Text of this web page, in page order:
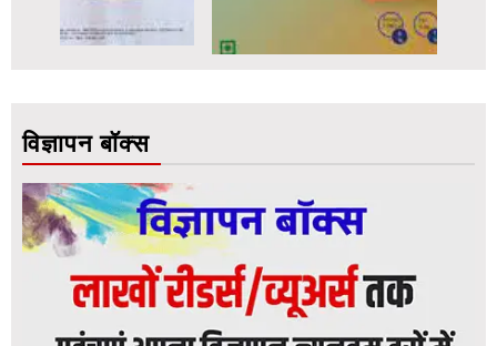
विज्ञापन बॉक्स